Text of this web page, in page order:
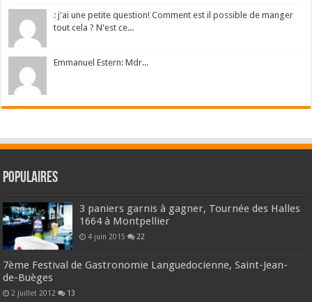
: j'ai une petite question! Comment est il possible de manger
tout cela ? N'est ce...
Emmanuel Estern: Mdr...
Populaires
3 paniers garnis à gagner, Tournée des Halles
1664 à Montpellier
4 juin 2015 22
7ème Festival de Gastronomie Languedocienne, Saint-Jean-
de-Buèges
2 juillet 2012 13